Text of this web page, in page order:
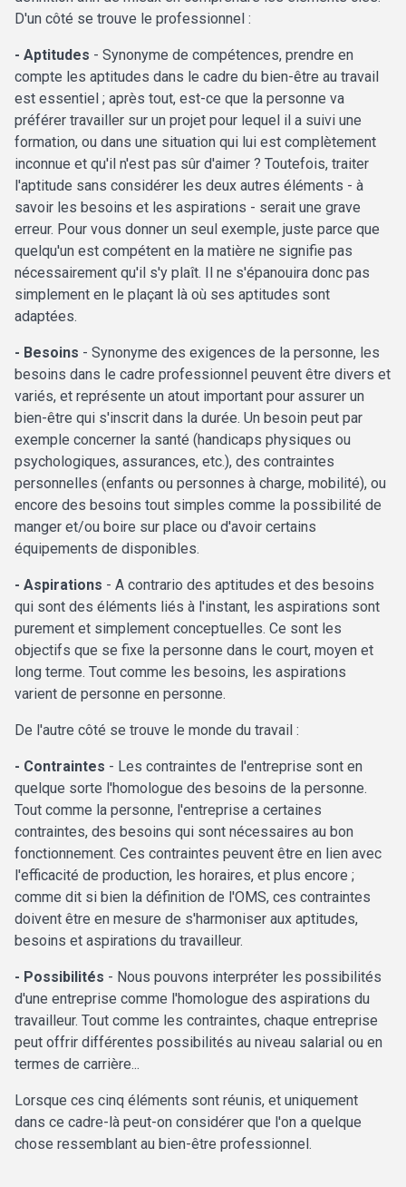
D'un côté se trouve le professionnel :
- Aptitudes - Synonyme de compétences, prendre en
compte les aptitudes dans le cadre du bien-être au travail
est essentiel ; après tout, est-ce que la personne va
préférer travailler sur un projet pour lequel il a suivi une
formation, ou dans une situation qui lui est complètement
inconnue et qu'il n'est pas sûr d'aimer ? Toutefois, traiter
l'aptitude sans considérer les deux autres éléments - à
savoir les besoins et les aspirations - serait une grave
erreur. Pour vous donner un seul exemple, juste parce que
quelqu'un est compétent en la matière ne signifie pas
nécessairement qu'il s'y plaît. Il ne s'épanouira donc pas
simplement en le plaçant là où ses aptitudes sont
adaptées.
- Besoins - Synonyme des exigences de la personne, les
besoins dans le cadre professionnel peuvent être divers et
variés, et représente un atout important pour assurer un
bien-être qui s'inscrit dans la durée. Un besoin peut par
exemple concerner la santé (handicaps physiques ou
psychologiques, assurances, etc.), des contraintes
personnelles (enfants ou personnes à charge, mobilité), ou
encore des besoins tout simples comme la possibilité de
manger et/ou boire sur place ou d'avoir certains
équipements de disponibles.
- Aspirations - A contrario des aptitudes et des besoins
qui sont des éléments liés à l'instant, les aspirations sont
purement et simplement conceptuelles. Ce sont les
objectifs que se fixe la personne dans le court, moyen et
long terme. Tout comme les besoins, les aspirations
varient de personne en personne.
De l'autre côté se trouve le monde du travail :
- Contraintes - Les contraintes de l'entreprise sont en
quelque sorte l'homologue des besoins de la personne.
Tout comme la personne, l'entreprise a certaines
contraintes, des besoins qui sont nécessaires au bon
fonctionnement. Ces contraintes peuvent être en lien avec
l'efficacité de production, les horaires, et plus encore ;
comme dit si bien la définition de l'OMS, ces contraintes
doivent être en mesure de s'harmoniser aux aptitudes,
besoins et aspirations du travailleur.
- Possibilités - Nous pouvons interpréter les possibilités
d'une entreprise comme l'homologue des aspirations du
travailleur. Tout comme les contraintes, chaque entreprise
peut offrir différentes possibilités au niveau salarial ou en
termes de carrière...
Lorsque ces cinq éléments sont réunis, et uniquement
dans ce cadre-là peut-on considérer que l'on a quelque
chose ressemblant au bien-être professionnel.